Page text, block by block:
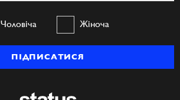
Чоловіча Жіноча
ПІДПИСАТИСЯ